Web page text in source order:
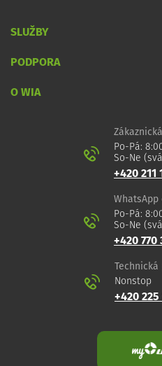
SLUŽBY
PODPORA
O WIA
Po-Pá:
So-Ne
+420 211
WhatsApp
Po-Pá:
So-Ne
+420 770
Nonstop
+420 225